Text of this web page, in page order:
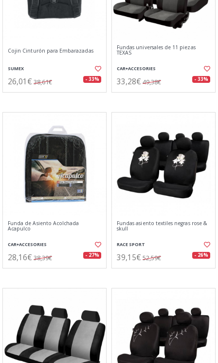
Cojin Cinturón para Embarazadas
SUMEX
26,01€ 38,61€ - 33%
Fundas universales de 11 piezas
TEXAS
CAR+ACCESORIES
33,28€ 49,38€ - 33%
Funda de Asiento Acolchada
Acapulco
CAR+ACCESORIES
28,16€ 38,39€ - 27%
Fundas asiento textiles negras rose &
skull
RACE SPORT
39,15€ 52,59€ - 26%